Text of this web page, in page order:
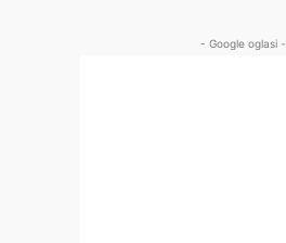
- Google oglasi -